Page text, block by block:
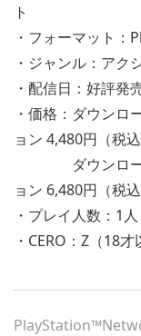
ト
・フォーマット
・ジャンル：アク
・配信日：好評発
・価格：ダウンロ
ョン 4,480円（税込
ダウンロード
ョン 6,480円（税込
・プレイ人数：1
・CERO：Z（18才